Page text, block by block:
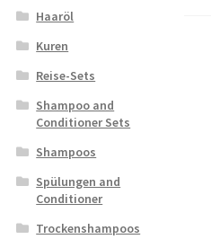
Haaröl
Kuren
Reise-Sets
Shampoo and
Conditioner Sets
Shampoos
Spülungen and
Conditioner
Trockenshampoos